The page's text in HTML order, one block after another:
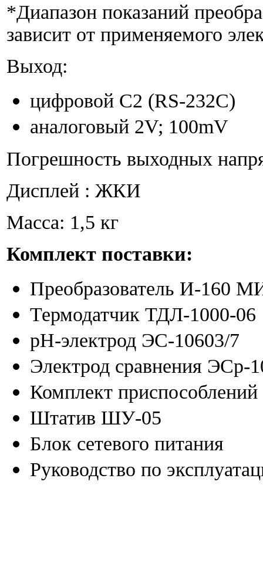
*Диапазон показаний
зависит от применяемого
Выход:
цифровой C2 (RS-232C)
аналоговый 2V; 100mV
Погрешность выходных
Дисплей : ЖКИ
Масса: 1,5 кг
Комплект поставки:
Преобразователь И-160
Термодатчик ТДЛ-1000-06
рН-электрод ЭС-10603/7
Электрод сравнения ЭСр-
Комплект
Штатив ШУ-05
Блок сетевого питания
Руководство по